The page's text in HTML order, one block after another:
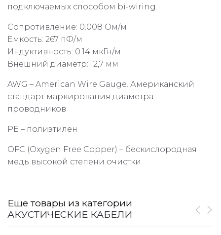
подключаемых способом bi-wiring.
Сопротивление: 0.008 Ом/м
Емкость: 267 пФ/м
Индуктивность: 0.14 мкГн/м
Внешний диаметр: 12,7 мм
AWG – American Wire Gauge. Американский
стандарт маркирования диаметра
проводников
PE – полиэтилен
OFC (Oxygen Free Copper) – бескислородная
медь высокой степени очистки
Еще товары из категории
АКУСТИЧЕСКИЕ КАБЕЛИ